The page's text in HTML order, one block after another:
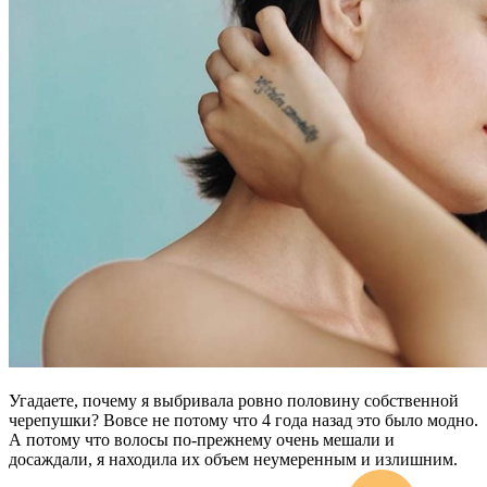
Угадаете, почему я выбривала ровно половину собственной
черепушки? Вовсе не потому что 4 года назад это было модно.
А потому что волосы по-прежнему очень мешали и
досаждали, я находила их объем неумеренным и излишним.